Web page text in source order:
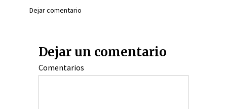
Dejar comentario
Dejar un comentario
Comentarios